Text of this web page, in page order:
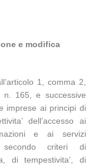
e modifica
1, comma 2,
165, e successive
imprese ai principi di
dell’accesso ai
e ai servizi
secondo criteri di
di tempestivita’, di